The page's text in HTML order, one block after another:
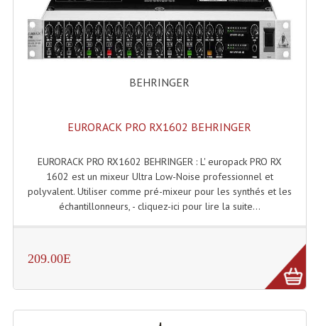
BEHRINGER
EURORACK PRO RX1602 BEHRINGER
EURORACK PRO RX1602 BEHRINGER : L' europack PRO RX
1602 est un mixeur Ultra Low-Noise professionnel et
polyvalent. Utiliser comme pré-mixeur pour les synthés et les
échantillonneurs, - cliquez-ici pour lire la suite...
209.00E